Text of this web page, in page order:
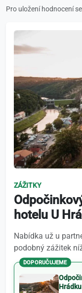
Pro uložení hodnocení se
ZÁŽITKY
hotelu U
Nabídka už u
podobný zážitek
DOPORUČUJEME
Hrádku